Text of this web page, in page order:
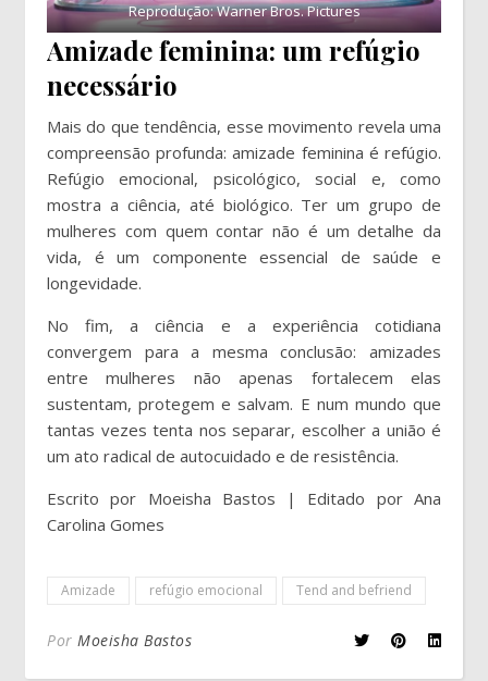
Reprodução: Warner Bros. Pictures
Amizade feminina: um refúgio
necessário
Mais do que tendência, esse movimento revela uma
compreensão profunda: amizade feminina é refúgio.
Refúgio emocional, psicológico, social e, como
mostra a ciência, até biológico. Ter um grupo de
mulheres com quem contar não é um detalhe da
vida, é um componente essencial de saúde e
longevidade.
No fim, a ciência e a experiência cotidiana
convergem para a mesma conclusão: amizades
entre mulheres não apenas fortalecem elas
sustentam, protegem e salvam. E num mundo que
tantas vezes tenta nos separar, escolher a união é
um ato radical de autocuidado e de resistência.
Escrito por Moeisha Bastos | Editado por Ana
Carolina Gomes
Amizade refúgio emocional Tend and befriend
Por Moeisha Bastos